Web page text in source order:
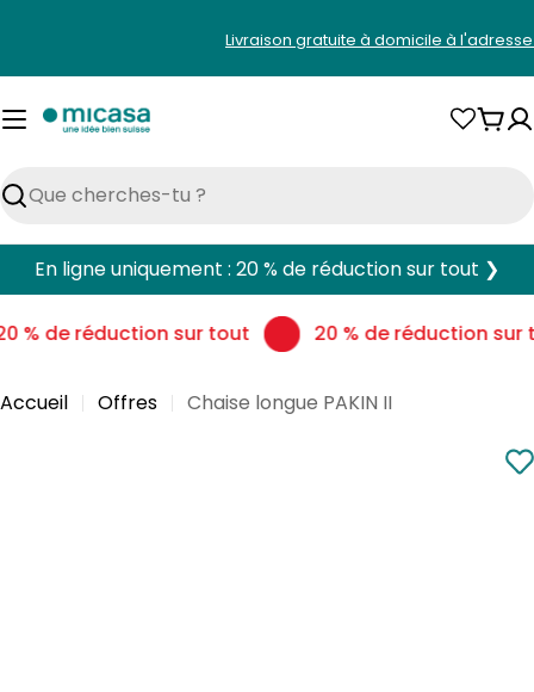
contenu
Livraison gratuite à domicile à
Rechercher
En ligne uniquement : 20 % de réduction sur tout ❯
% de réduction sur tout 20 % de réduction sur
Accueil Offres Chaise longue PAKIN II